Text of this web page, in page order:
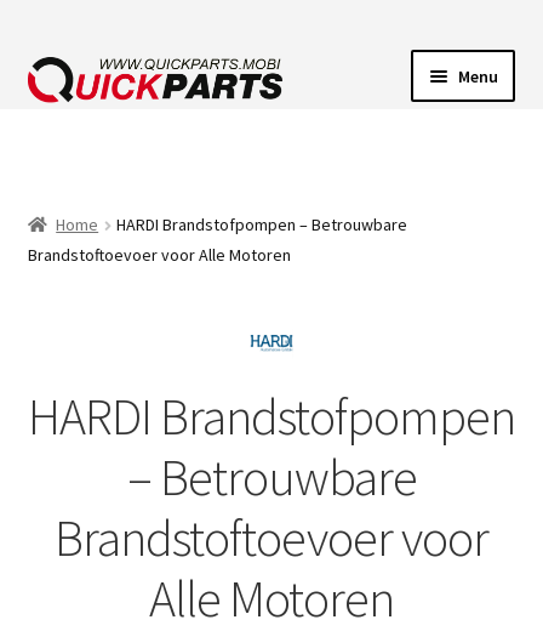
Menu
CLAXONS
ELEKTRISCHE CONNECTOREN
Home
HARDI Brandstofpompen – Betrouwbare
Brandstoftoevoer voor Alle Motoren
HARDI Brandstofpompen
– Betrouwbare
Brandstoftoevoer voor
Alle Motoren